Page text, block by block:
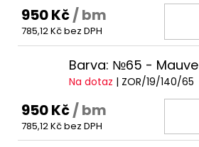
950 Kč/ bm
785,12 Kč bez DPH
Barva: №65 - Mauve
Na dotaz | ZOR/19/140/65
950 Kč/ bm
785,12 Kč bez DPH